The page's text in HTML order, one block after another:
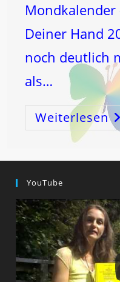
Deiner Hand
noch deutlich
als…
Weiterlesen
–
YouTube